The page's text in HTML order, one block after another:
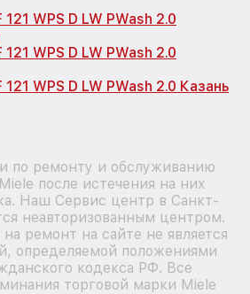
WPS D LW PWash 2.0
WPS D LW PWash 2.0
WPS D LW PWash 2.0 Казань
по ремонту и обслуживанию
после истечения на них
Наш Сервис центр в Санкт-
неавторизованным центром.
ремонт на сайте не является
определяемой положениями
кодекса РФ. Все
торговой марки Miele